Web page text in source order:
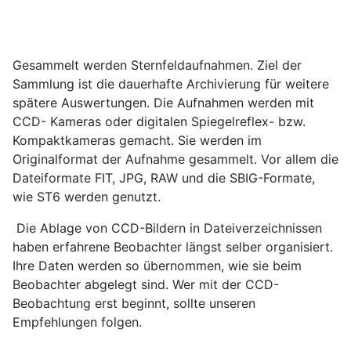
Gesammelt werden Sternfeldaufnahmen. Ziel der
Sammlung ist die dauerhafte Archivierung für weitere
spätere Auswertungen. Die Aufnahmen werden mit
CCD- Kameras oder digitalen Spiegelreflex- bzw.
Kompaktkameras gemacht. Sie werden im
Originalformat der Aufnahme gesammelt. Vor allem die
Dateiformate FIT, JPG, RAW und die SBIG-Formate,
wie ST6 werden genutzt.
Die Ablage von CCD-Bildern in Dateiverzeichnissen
haben erfahrene Beobachter längst selber organisiert.
Ihre Daten werden so übernommen, wie sie beim
Beobachter abgelegt sind. Wer mit der CCD-
Beobachtung erst beginnt, sollte unseren
Empfehlungen folgen.